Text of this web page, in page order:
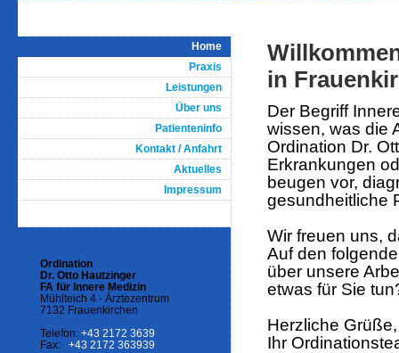
in
Der Begriff
wissen, was die
Ordination Dr.
Erkrankungen
beugen vor,
gesundheitliche
Wir freuen uns,
Auf den
über unsere
etwas für Sie
Herzliche Grüße,
Ihr
Home
Praxis
Leistungen
Über uns
Patienteninfo
Kontakt / Anfahrt
Aktuelles
Impressum
Ordination
Dr. Otto Hautzinger
FA für Innere Medizin
Mühlteich 4 - Ärztezentrum
7132 Frauenkirchen
Telefon: +43 2172 3639
Fax: +43 2172 363939